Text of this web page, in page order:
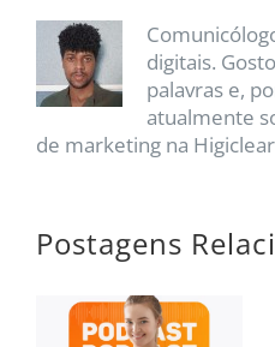
digitais.
palavras e,
atualmente
de marketing na
Postagens